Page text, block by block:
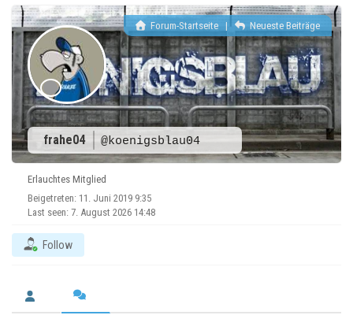
frahe04 @koenigsblau04
Forum-Startseite| Neueste Beiträge
Erlauchtes Mitglied
Beigetreten: 11. Juni 2019 9:35
Last seen: 7. August 2026 14:48
Follow